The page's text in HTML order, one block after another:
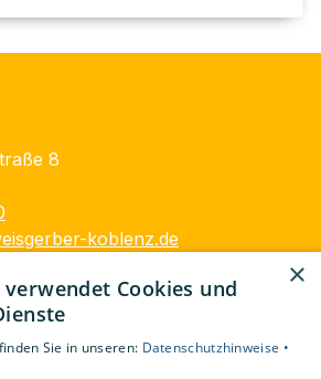
8
koblenz.de
×
verwendet Cookies und
Sie in unseren: Datenschutzhinweise •